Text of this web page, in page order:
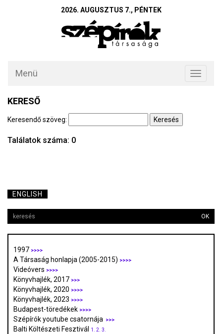
2026. AUGUSZTUS 7., PÉNTEK
Toggle
Menü
KERESŐ
Keresendő szöveg:
Találatok száma: 0
ENGLISH
OK
1997 >>>>
A Társaság honlapja (2005-2015) >>>>
Videóvers >>>>
Könyvhajlék, 2017 >>>
Könyvhajlék, 2020 >>>>
Könyvhajlék, 2023 >>>>
Budapest-töredékek >>>>
Szépírók youtube csatornája >>>
Balti Költészeti Fesztivál 1. 2. 3.